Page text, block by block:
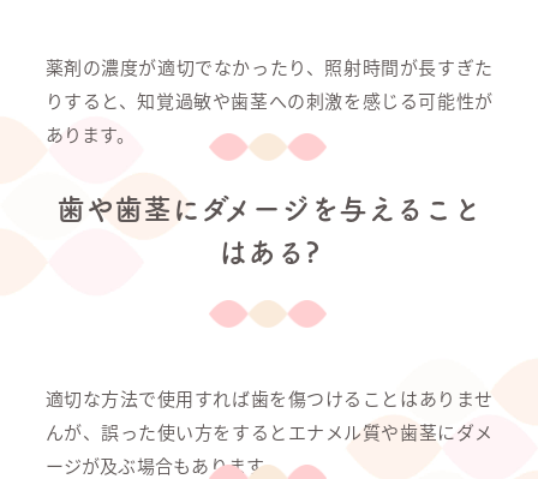
薬剤の濃度が適切でなかったり、照射時間が長すぎた
りすると、知覚過敏や歯茎への刺激を感じる可能性が
あります。
歯や歯茎にダメージを与えること
はある?
適切な方法で使用すれば歯を傷つけることはありませ
んが、誤った使い方をするとエナメル質や歯茎にダメ
ージが及ぶ場合もあります。